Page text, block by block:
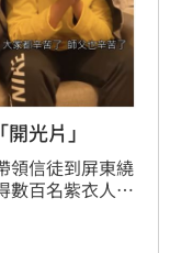
光片」
領信徒到屏東繞
數百名紫衣人膜
，並直指對方